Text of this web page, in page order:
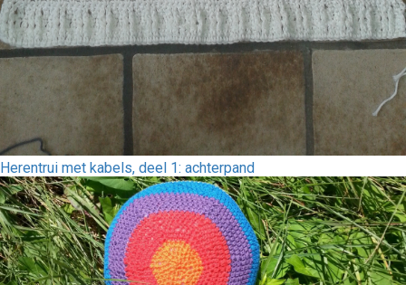
Herentrui met kabels, deel 1: achterpand